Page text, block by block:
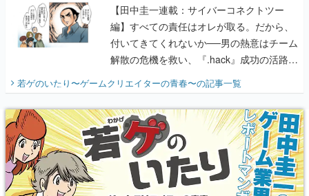
【田中圭一連載：サイバーコネクトツー
編】すべての責任はオレが取る。だから、
付いてきてくれないか──男の熱意はチーム
解散の危機を救い、『.hack』成功の活路を
『少年ジャンプ』色だった【若ゲのいた
り】
若ゲのいたり〜ゲームクリエイターの青春〜の記事一覧